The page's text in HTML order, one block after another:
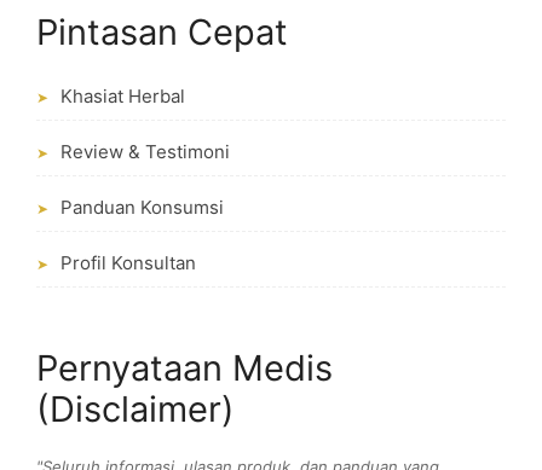
Pintasan Cepat
➤ Khasiat Herbal
➤ Review & Testimoni
➤ Panduan Konsumsi
➤ Profil Konsultan
Pernyataan Medis
(Disclaimer)